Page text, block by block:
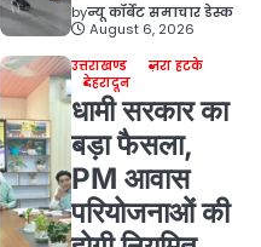
byन्यू कॉर्बेट समाचार डेस्क
August 6, 2026
उत्तराखण्ड
ज़रा हटके
देहरादून
धामी सरकार का
बड़ा फैसला,
PM आवास
परियोजनाओं की